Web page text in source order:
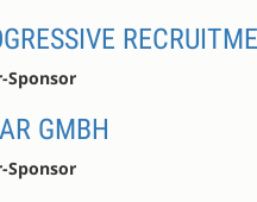
Sponsor
GMBH
Sponsor